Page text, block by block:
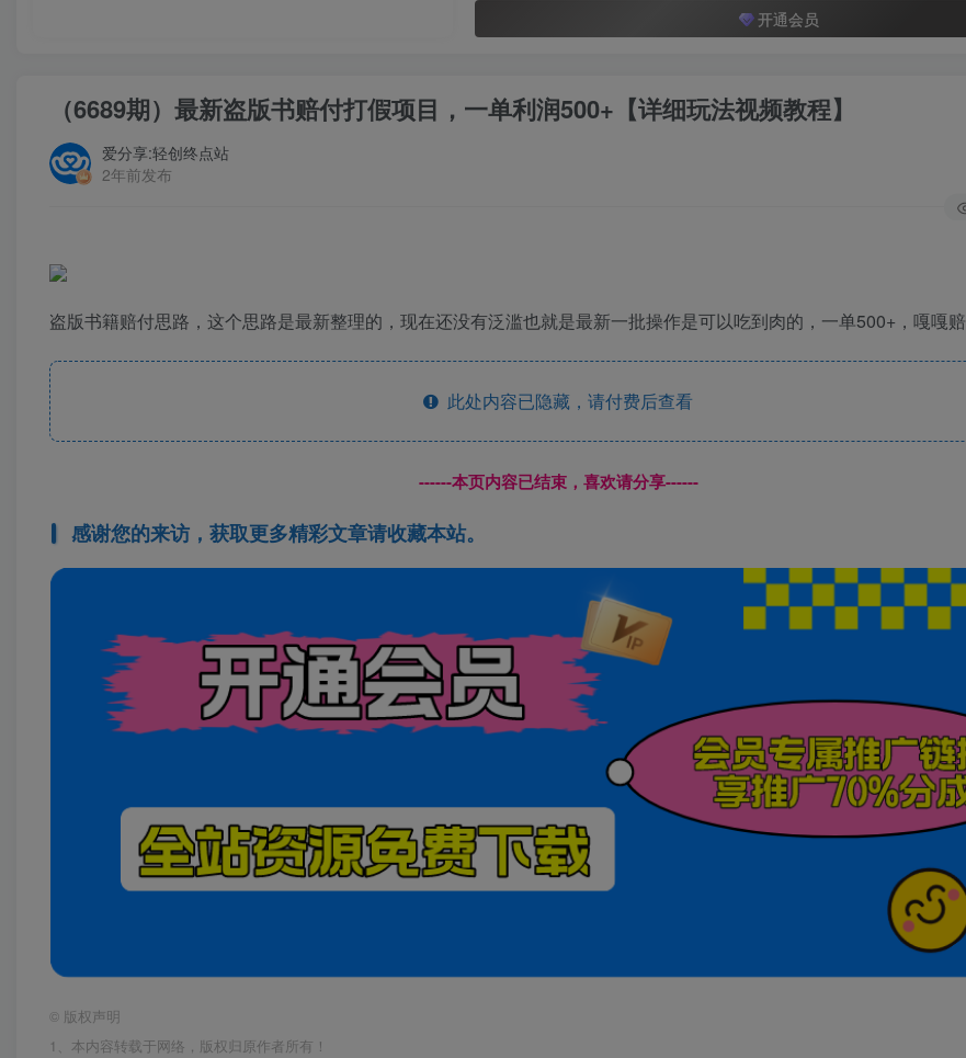
开通会员
（6689期）最新盗版书赔付打假项目，一单利润500+【详细玩法视频教程】
爱分享:轻创终点站
2年前发布
盗版书籍赔付思路，这个思路是最新整理的，现在还没有泛滥也就是最新一批操作是可以吃到肉的，一单500+，嘎嘎赔
此处内容已隐藏，请付费后查看
------本页内容已结束，喜欢请分享------
感谢您的来访，获取更多精彩文章请收藏本站。
© 版权声明
1、本内容转载于网络，版权归原作者所有！